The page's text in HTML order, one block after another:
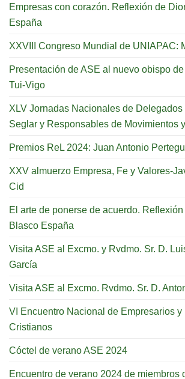
Empresas con corazón. Reflexión de
España
XXVIII Congreso Mundial de UNIAPAC:
Presentación de ASE al nuevo obispo
Tui-Vigo
XLV Jornadas Nacionales de
Seglar y Responsables de Movimientos
Premios ReL 2024: Juan Antonio
XXV almuerzo Empresa, Fe y Valores-
Cid
El arte de ponerse de acuerdo.
Blasco España
Visita ASE al Excmo. y Rvdmo. Sr. D.
García
Visita ASE al Excmo. Rvdmo. Sr. D.
VI Encuentro Nacional de Empresarios
Cristianos
Cóctel de verano ASE 2024
Encuentro de verano 2024 de miembros